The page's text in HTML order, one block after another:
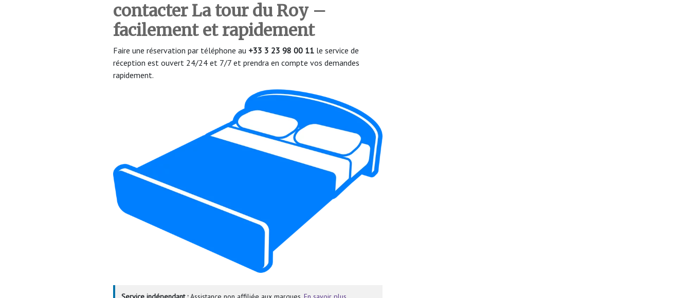
contacter La tour du Roy –
facilement et rapidement
Faire une réservation par téléphone au +33 3 23 98 00 11 le service de
réception est ouvert 24/24 et 7/7 et prendra en compte vos demandes
rapidement.